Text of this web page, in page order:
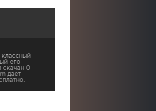
его
скачан 0
дает